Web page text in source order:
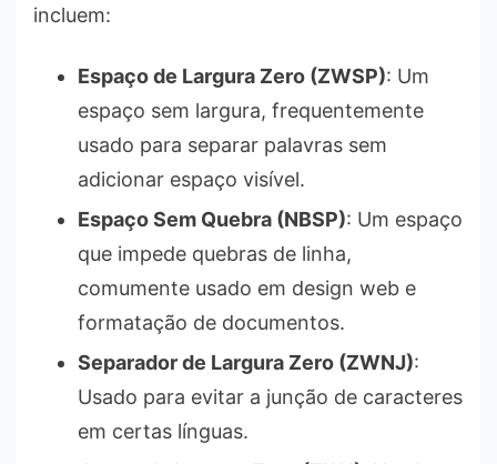
incluem:
Espaço de Largura Zero (ZWSP): Um
espaço sem largura, frequentemente
usado para separar palavras sem
adicionar espaço visível.
Espaço Sem Quebra (NBSP): Um espaço
que impede quebras de linha,
comumente usado em design web e
formatação de documentos.
Separador de Largura Zero (ZWNJ):
Usado para evitar a junção de caracteres
em certas línguas.